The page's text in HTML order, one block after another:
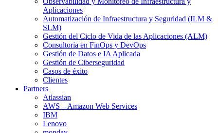
Aplicaciones
Automatización de Infraestructura y Seguridad (ILM &
SLM)
Gestión del Ciclo de Vida de las Aplicaciones (ALM)
Consultoría en FinOps y DevOps
Gestión de Datos e IA Aplicada
Gestión de Ciberseguridad
Casos de éxito
Clientes
Partners
Atlassian
AWS – Amazon Web Services
IBM
Lenovo